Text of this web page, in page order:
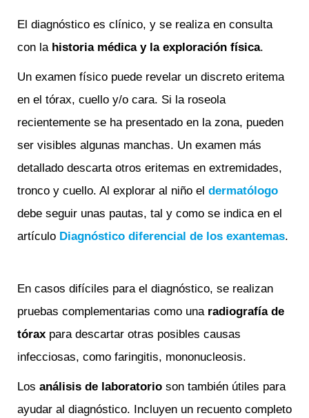
El diagnóstico es clínico, y se realiza en consulta
con la historia médica y la exploración física.
Un examen físico puede revelar un discreto eritema
en el tórax, cuello y/o cara. Si la roseola
recientemente se ha presentado en la zona, pueden
ser visibles algunas manchas. Un examen más
detallado descarta otros eritemas en extremidades,
tronco y cuello. Al explorar al niño el dermatólogo
debe seguir unas pautas, tal y como se indica en el
artículo Diagnóstico diferencial de los exantemas.
En casos difíciles para el diagnóstico, se realizan
pruebas complementarias como una radiografía de
tórax para descartar otras posibles causas
infecciosas, como faringitis, mononucleosis.
Los análisis de laboratorio son también útiles para
ayudar al diagnóstico. Incluyen un recuento completo